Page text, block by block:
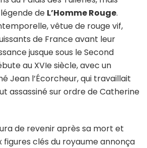
de L’Homme Rouge.
vêtue de rouge vif,
de France avant leur
jusque sous le Second
au XVIe siècle, avec un
Jean l’Écorcheur, qui travaillait
assassiné sur ordre de Catherine
de revenir après sa mort et
figures clés du royaume annonça